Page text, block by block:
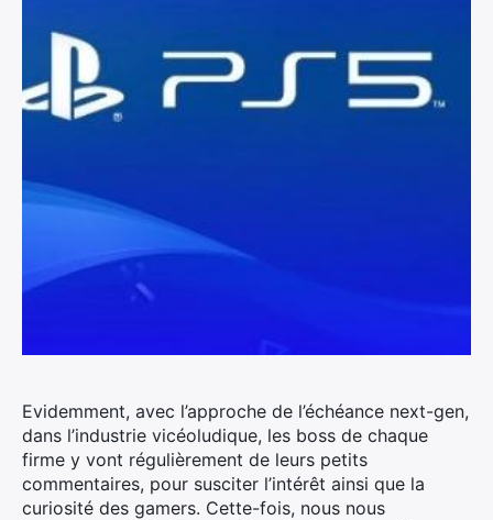
Evidemment, avec l’approche de l’échéance next-gen,
dans l’industrie vicéoludique, les boss de chaque
firme y vont régulièrement de leurs petits
commentaires, pour susciter l’intérêt ainsi que la
curiosité des gamers. Cette-fois, nous nous